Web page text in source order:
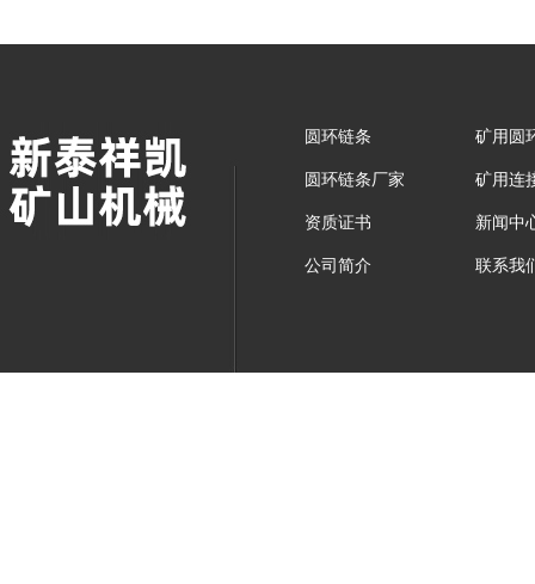
圆环链条 矿用圆
圆环链条厂家 矿用连
资质证书 新闻中
公司简介 联系我